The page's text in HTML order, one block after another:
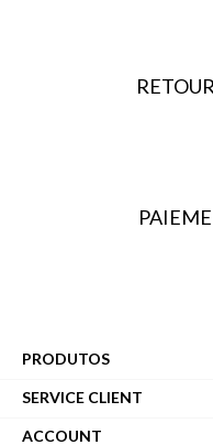
PRODUTOS
SERVICE CLIENT
ACCOUNT